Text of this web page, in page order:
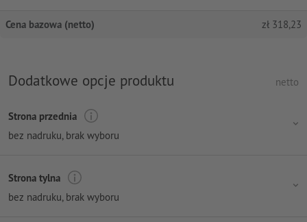
Cena bazowa (netto) zł 318,23
Dodatkowe opcje produktu netto
Strona przednia
bez nadruku, brak wyboru
Strona tylna
bez nadruku, brak wyboru